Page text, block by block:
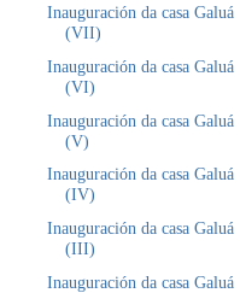
Inauguración da casa Galuá
(VII)
Inauguración da casa Galuá
(VI)
Inauguración da casa Galuá
(V)
Inauguración da casa Galuá
(IV)
Inauguración da casa Galuá
(III)
Inauguración da casa Galuá